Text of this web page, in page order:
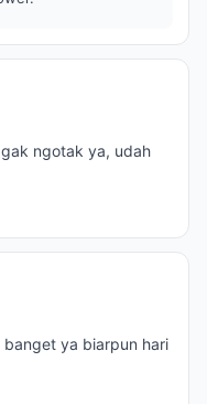
ngotak ya, udah
banget ya biarpun hari